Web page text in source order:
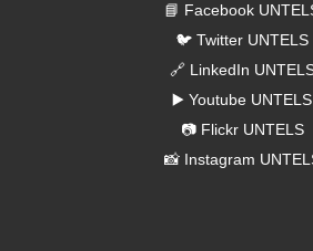
📘 Facebook
🐦 Twitter UNTELS
🔗 LinkedIn
▶️ Youtube UNTELS
📷 Flickr UNTELS
📸 Instagram